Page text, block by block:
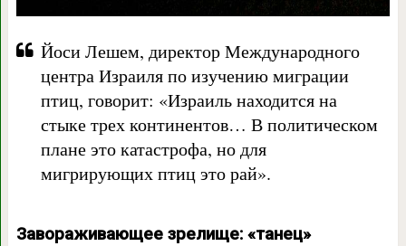
Йоси Лешем, директор Международного
центра Израиля по изучению миграции
птиц, говорит: «Израиль находится на
стыке трех континентов… В политическом
плане это катастрофа, но для
мигрирующих птиц это рай».
Завораживающее зрелище: «танец»